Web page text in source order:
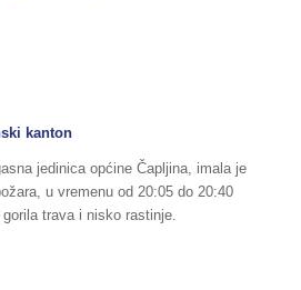
kanton
jedinica općine Čapljina, imala je
u vremenu od 20:05 do 20:40
trava i nisko rastinje.